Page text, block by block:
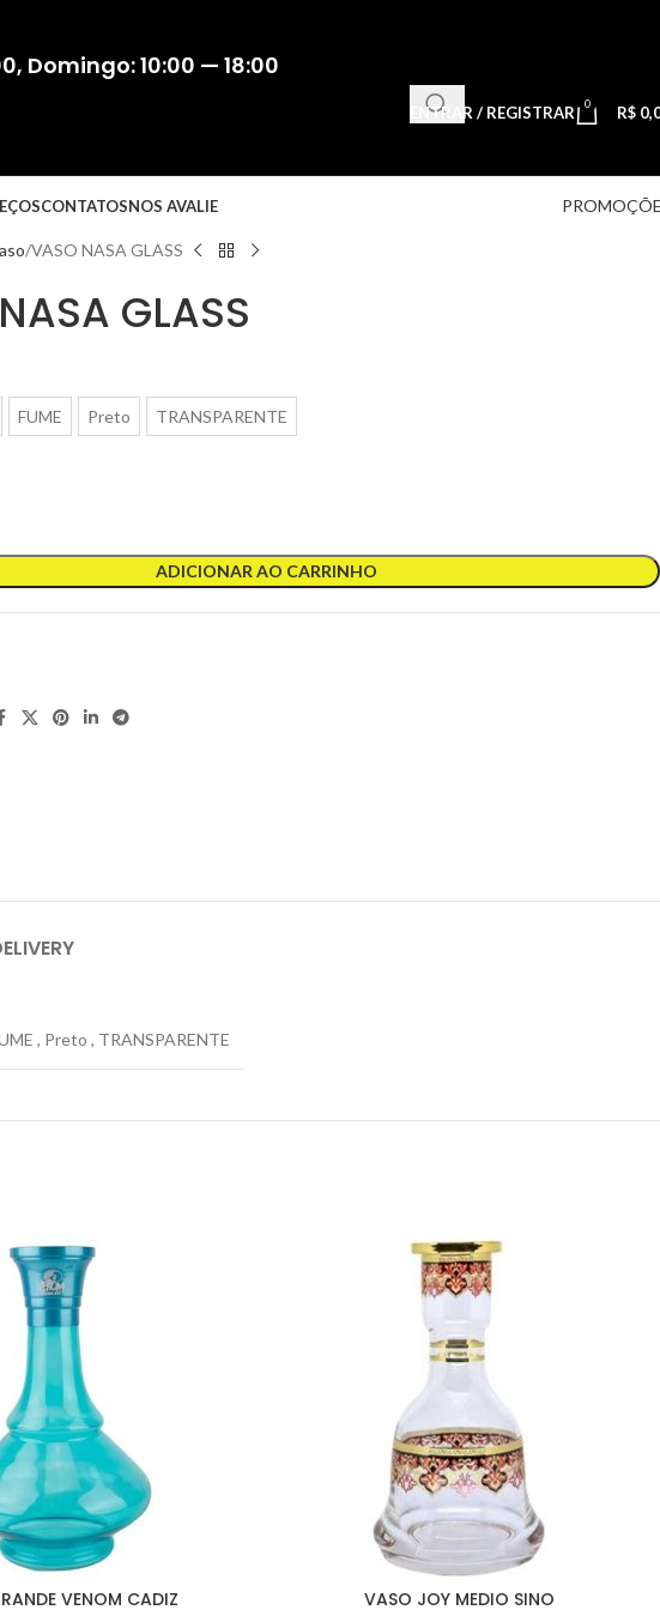
, Domingo: 10:00 — 18:00
ENTRAR / REGISTRAR 0 R$
CONTATOSNOS AVALIE
VASO NASA GLASS
GLASS
FUME Preto TRANSPARENTE
ADICIONAR AO CARRINHO
, Preto , TRANSPARENTE
VENOM CADIZ VASO JOY MEDIO SINO